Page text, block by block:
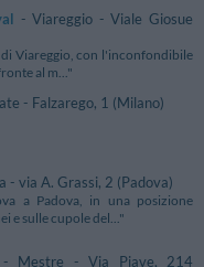
- Viareggio - Viale Giosue
Viareggio, con l'inconfondibile
al m..."
- Falzarego, 1 (Milano)
- via A. Grassi, 2 (Padova)
a Padova, in una posizione
e sulle cupole del..."
- Mestre - Via Piave, 214